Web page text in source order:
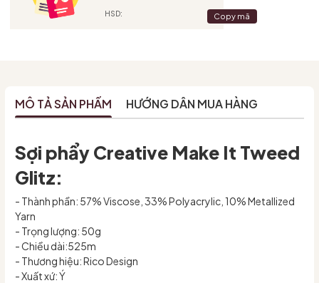
HSD: Copy mã
MÔ TẢ SẢN PHẨM HƯỚNG DẪN MUA HÀNG
Sợi phẩy Creative Make It Tweed
Glitz:
- Thành phần: 57% Viscose, 33% Polyacrylic, 10% Metallized
Yarn
- Trọng lượng: 50g
- Chiều dài:525m
- Thương hiệu: Rico Design
- Xuất xứ: Ý